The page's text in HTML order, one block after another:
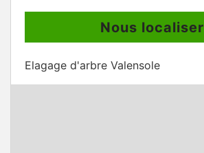
Nous localiser
Elagage d'arbre Valensole